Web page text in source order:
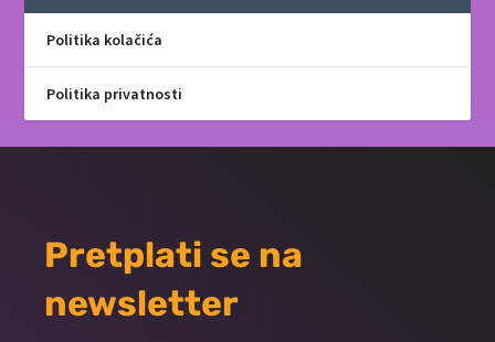
Politika kolačića
Politika privatnosti
Pretplati se na
newsletter